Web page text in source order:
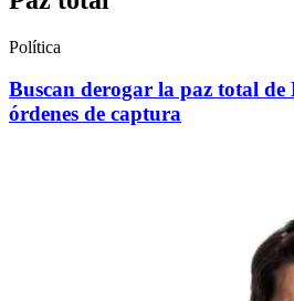
Política
Buscan derogar la paz total de
órdenes de captura